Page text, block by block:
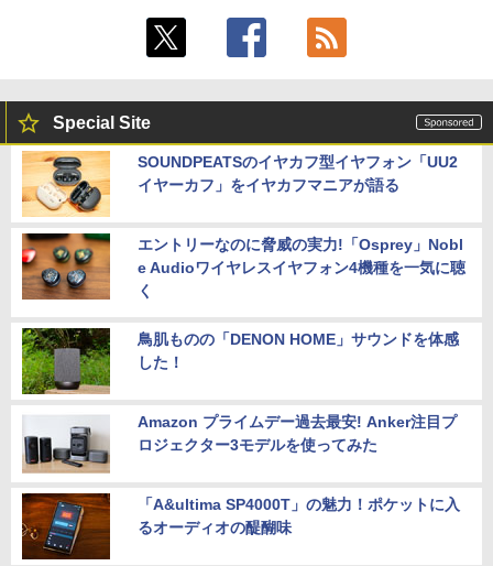
Special Site
SOUNDPEATSのイヤカフ型イヤフォン「UU2
イヤーカフ」をイヤカフマニアが語る
エントリーなのに脅威の実力!「Osprey」Nobl
e Audioワイヤレスイヤフォン4機種を一気に聴
く
鳥肌ものの「DENON HOME」サウンドを体感
した！
Amazon プライムデー過去最安! Anker注目プ
ロジェクター3モデルを使ってみた
「A&ultima SP4000T」の魅力！ポケットに入
るオーディオの醍醐味